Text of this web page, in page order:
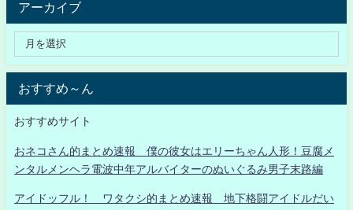
アーカイブ
おすすめ～ん
おすすめサイト
おネコさん的まとめ速報 僕の彼女はエリーちゃん人形！豆腐メ
ンタルメンヘラ電波中年アルバイターのぬいぐるみ男子末路編
アイドッフル！ ワタクシ的まとめ速報 地下格闘アイドルだい